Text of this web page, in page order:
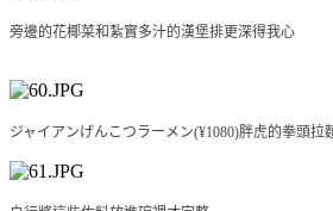
旁邊的花椰菜和紮實多汁的漢堡排更深得我心
ジャイアンげんこつラーメン(¥1080)胖虎的拳頭拉